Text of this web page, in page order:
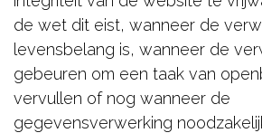
de wet dit eist, wanneer de
levensbelang is, wanneer de
gebeuren om een taak van
vervullen of nog wanneer de
gegevensverwerking